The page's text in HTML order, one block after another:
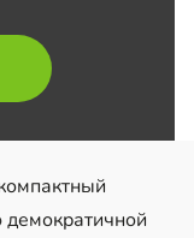
демократичной